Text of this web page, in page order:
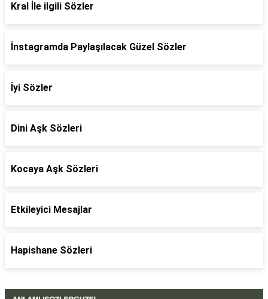
Kral İle ilgili Sözler
İnstagramda Paylaşılacak Güzel Sözler
İyi Sözler
Dini Aşk Sözleri
Kocaya Aşk Sözleri
Etkileyici Mesajlar
Hapishane Sözleri